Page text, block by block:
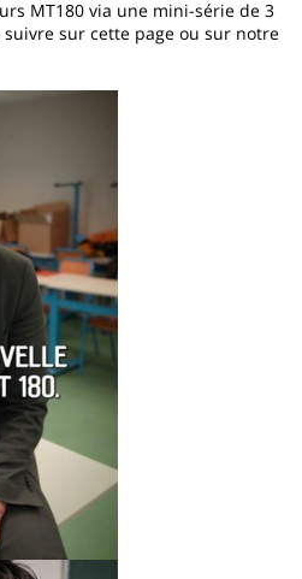
MT180 via une mini-série de 3
sur cette page ou sur notre